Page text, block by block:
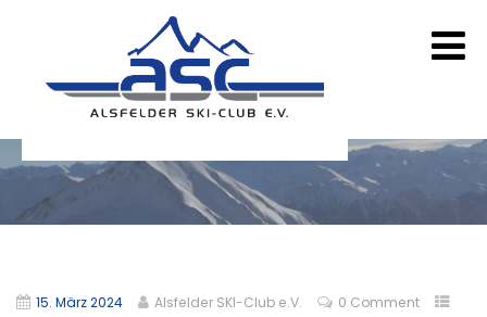
15. März 2024 Alsfelder SKI-Club e.V.
0 Comment